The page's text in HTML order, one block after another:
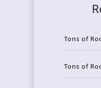
Tons of
Tons of